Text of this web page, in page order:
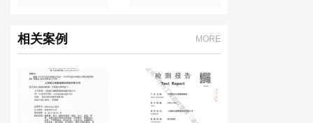
相关案例 MORE